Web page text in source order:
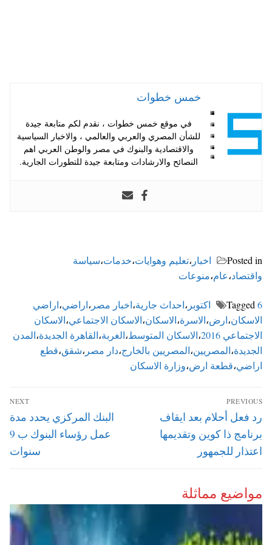
خمس خطوات
في موقع خمس خطوات ، نقدم لكم متابعة جيدة
للشأن المصري والعربي والعالمي ، والاخبار السياسية
والاقتصادية والبنوك في مصر والوطن العربي اهم
النصائح والارشادات ومتابعة جيدة للتطورات الجارية.
Posted in اخبار ،تعليم وهوايات،خدمات،سياسة
واقتصاد،عام،منوعات
Tagged 6 اكتوبر ،احداث جارية،اخبار مصر ،اراضي،اراضي
الاسكان،ارض،الاسرة،الاسكان،الاسكان الاجتماعي،الاسكان
الاجتماعي 2016
،الاسكان المتوسط،الغربة،القاهرة الجديدة،المدن
الجديدة،المصريين،المصريين بالخارج،دار مصر ،شقق،قطع
اراضي،قطعة ارض،وزارة الاسكان
تصفّح
المقالات
PREVIOUS
Previous
post:
رد فعل أحلام بعد ايقاف
برنامج ذا كوين وتقديمها
اعتذار للجمهور
NEXT
Next
post:
البنك المركزي يحدد مدة
عمل رؤساء البنوك ب 9
سنوات
مواضيع مماثلة